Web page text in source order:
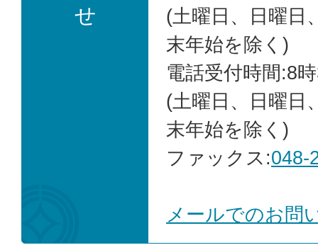
せ
(土曜日、日曜日
末年始を除く)
電話受付時間:8
(土曜日、日曜日
末年始を除く)
ファックス:048-
メールでのお問